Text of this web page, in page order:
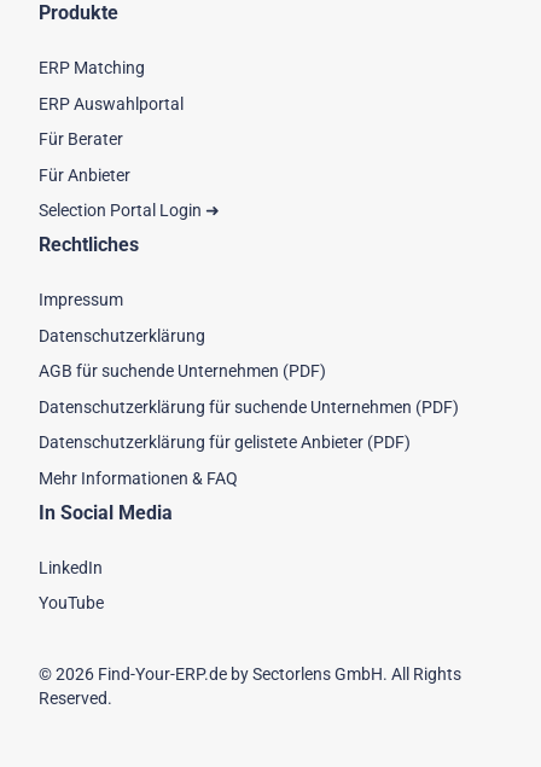
Produkte
ERP Matching
ERP Auswahlportal
Für Berater
Für Anbieter
Selection Portal Login ➜
Rechtliches
Impressum
Datenschutzerklärung
AGB für suchende Unternehmen (PDF)
Datenschutzerklärung für suchende Unternehmen (PDF)
Datenschutzerklärung für gelistete Anbieter (PDF)
Mehr Informationen & FAQ
In Social Media
LinkedIn
YouTube
© 2026 Find-Your-ERP.de by Sectorlens GmbH. All Rights
Reserved.